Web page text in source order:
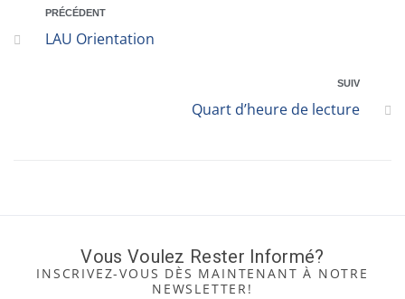
PRÉCÉDENT
LAU Orientation
SUIV
Quart d’heure de lecture
Vous Voulez Rester Informé?
INSCRIVEZ-VOUS DÈS MAINTENANT À NOTRE
NEWSLETTER!